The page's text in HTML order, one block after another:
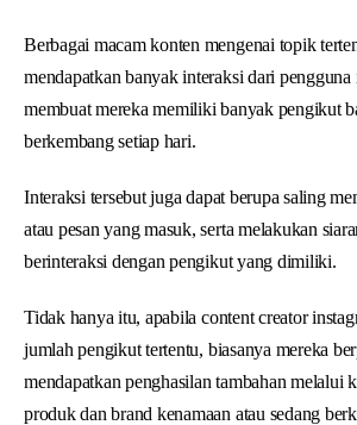
Berbagai macam konten mengenai topik
mendapatkan banyak interaksi dari
membuat mereka memiliki banyak pengikut
berkembang setiap hari.
Interaksi tersebut juga dapat berupa saling
atau pesan yang masuk, serta melakukan
berinteraksi dengan pengikut yang dimiliki.
Tidak hanya itu, apabila content creator
jumlah pengikut tertentu, biasanya mereka
mendapatkan penghasilan tambahan melalui
produk dan brand kenamaan atau sedang